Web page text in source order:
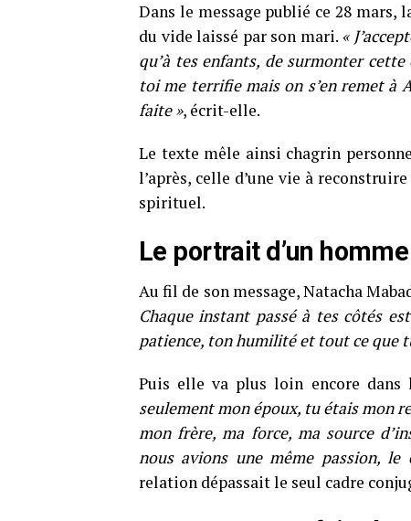
Dans le message publié ce 28
du vide laissé par son mari. «
qu’à tes enfants, de surmonter
toi me terrifie mais on s’en remet à
faite », écrit-elle.
Le texte mêle ainsi chagrin
l’après, celle d’une vie à
spirituel.
Le portrait d’un
Au fil de son message, Natacha
Chaque instant passé à tes côtés
patience, ton humilité et tout ce que
Puis elle va plus loin encore
seulement mon époux, tu étais mon
mon frère, ma force, ma source
nous avions une même passion, le
relation dépassait le seul cadre